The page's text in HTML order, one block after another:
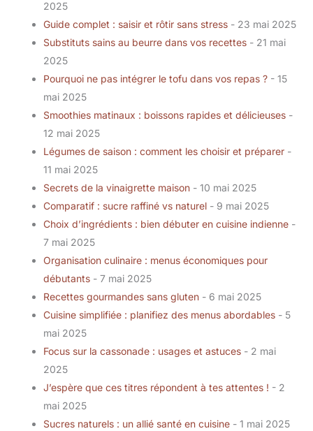
2025
Guide complet : saisir et rôtir sans stress - 23 mai 2025
Substituts sains au beurre dans vos recettes - 21 mai
2025
Pourquoi ne pas intégrer le tofu dans vos repas ? - 15
mai 2025
Smoothies matinaux : boissons rapides et délicieuses -
12 mai 2025
Légumes de saison : comment les choisir et préparer -
11 mai 2025
Secrets de la vinaigrette maison - 10 mai 2025
Comparatif : sucre raffiné vs naturel - 9 mai 2025
Choix d’ingrédients : bien débuter en cuisine indienne -
7 mai 2025
Organisation culinaire : menus économiques pour
débutants - 7 mai 2025
Recettes gourmandes sans gluten - 6 mai 2025
Cuisine simplifiée : planifiez des menus abordables - 5
mai 2025
Focus sur la cassonade : usages et astuces - 2 mai
2025
J’espère que ces titres répondent à tes attentes ! - 2
mai 2025
Sucres naturels : un allié santé en cuisine - 1 mai 2025